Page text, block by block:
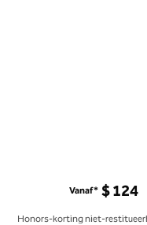
Vanaf* $ 124
Honors-korting niet-